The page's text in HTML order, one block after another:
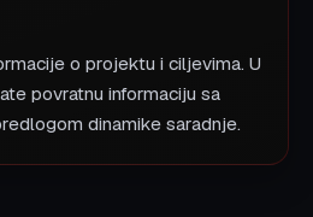
o projektu i ciljevima. U
povratnu informaciju sa
dinamike saradnje.